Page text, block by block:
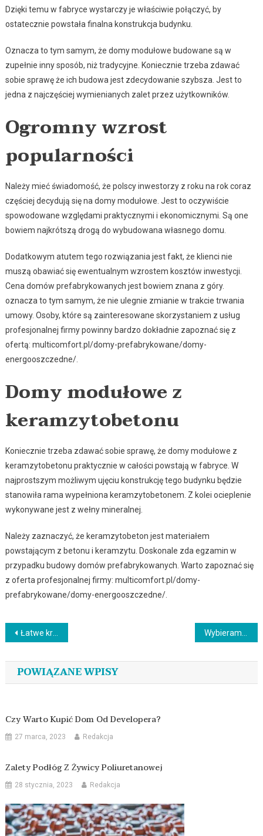
Dzięki temu w fabryce wystarczy je właściwie połączyć, by
ostatecznie powstała finalna konstrukcja budynku.
Oznacza to tym samym, że domy modułowe budowane są w
zupełnie inny sposób, niż tradycyjne. Koniecznie trzeba zdawać
sobie sprawę że ich budowa jest zdecydowanie szybsza. Jest to
jedna z najczęściej wymienianych zalet przez użytkowników.
Ogromny wzrost
popularności
Należy mieć świadomość, że polscy inwestorzy z roku na rok coraz
częściej decydują się na domy modułowe. Jest to oczywiście
spowodowane względami praktycznymi i ekonomicznymi. Są one
bowiem najkrótszą drogą do wybudowana własnego domu.
Dodatkowym atutem tego rozwiązania jest fakt, że klienci nie
muszą obawiać się ewentualnym wzrostem kosztów inwestycji.
Cena domów prefabrykowanych jest bowiem znana z góry.
oznacza to tym samym, że nie ulegnie zmianie w trakcie trwania
umowy. Osoby, które są zainteresowane skorzystaniem z usług
profesjonalnej firmy powinny bardzo dokładnie zapoznać się z
ofertą: multicomfort.pl/domy-prefabrykowane/domy-
energooszczedne/.
Domy modułowe z
keramzytobetonu
Koniecznie trzeba zdawać sobie sprawę, że domy modułowe z
keramzytobetonu praktycznie w całości powstają w fabryce. W
najprostszym możliwym ujęciu konstrukcję tego budynku będzie
stanowiła rama wypełniona keramzytobetonem. Z kolei ocieplenie
wykonywane jest z wełny mineralnej.
Należy zaznaczyć, że keramzytobeton jest materiałem
powstającym z betonu i keramzytu. Doskonale zda egzamin w
przypadku budowy domów prefabrykowanych. Warto zapoznać się
z oferta profesjonalnej firmy: multicomfort.pl/domy-
prefabrykowane/domy-energooszczedne/.
Nawigacja
wpisu
Łatwe kroki do instalacji plafonu na suficie – proste wskazówki!
POWIĄZANE WPISY
Czy Warto Kupić Dom Od Developera?
27 marca, 2023 Redakcja
Zalety Podłóg Z Żywicy Poliuretanowej
28 stycznia, 2023 Redakcja